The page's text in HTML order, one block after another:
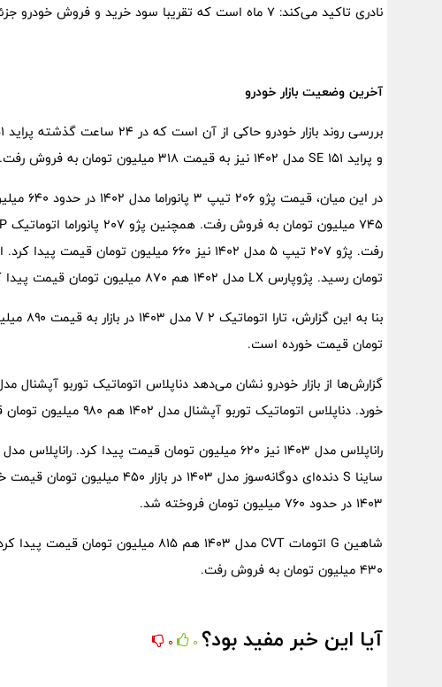
نادری تاکید می‌کند: ۷ ماه است که تقریبا سود خرید و فروش خودرو جزئی شده است و دیگر توجیه اقتصادی ندارد.
آخرین وضعیت بازار خودرو
و پراید ۱۵۱ SE مدل ۱۴۰۲ نیز به قیمت ۳۱۸ میلیون تومان به فروش رفت.
تومان رسید. پژوپارس LX مدل ۱۴۰۲ هم ۸۷۰ میلیون تومان قیمت پیدا کرد.
تومان قیمت خورده است.
خورد. دناپلاس اتوماتیک توربو آپشنال مدل ۱۴۰۲ هم ۹۸۰ میلیون تومان قیمت خورده است.
۱۴۰۳ در حدود ۷۶۰ میلیون تومان فروخته شد.
۴۳۰ میلیون تومان به فروش رفت.
آیا این خبر مفید بود؟ 0
0